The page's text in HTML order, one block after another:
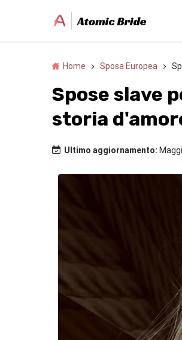
Home Sposa Europea
Spose slave
storia
Ultimo aggiornamento: